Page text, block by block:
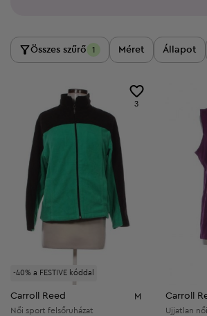
Összes szűrő 1 Méret Állapot
-40% a FESTIVE kóddal
3
Carroll Reed M
Női sport felsőruházat
Carroll
Ujjatlan